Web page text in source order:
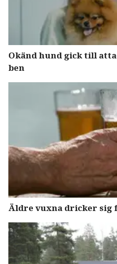
Okänd hund gick till
ben
Äldre vuxna dricker sig